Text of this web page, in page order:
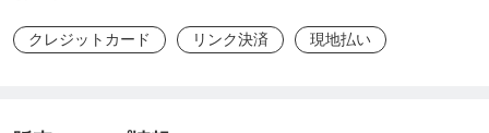
クレジットカード リンク決済 現地払い